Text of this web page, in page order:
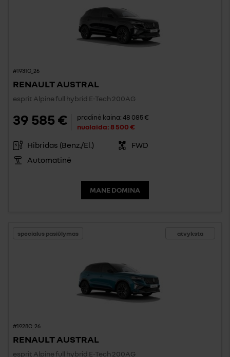
#1931C_26
RENAULT AUSTRAL
esprit Alpine full hybrid E-Tech 200AG
39 585 € pradinė kaina:48 085 €
nuolaida:8 500 €
Hibridas (Benz./El.)
FWD
Automatinė
MANE DOMINA
atvyksta
specialus pasiūlymas
#1928C_26
RENAULT AUSTRAL
esprit Alpine full hybrid E-Tech 200AG